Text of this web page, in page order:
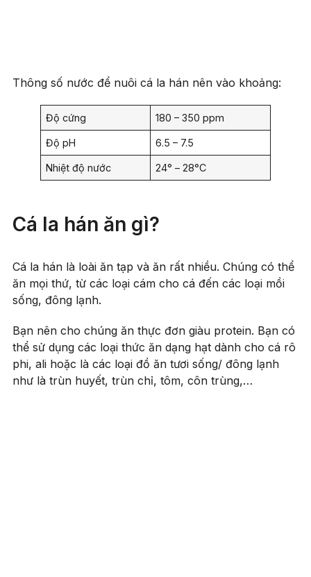
Thông số nước để nuôi cá la hán nên vào khoảng:
Độ cứng 180 – 350 ppm
Độ pH 6.5 – 7.5
Nhiệt độ nước 24° – 28°C
Cá la hán ăn gì?
Cá la hán là loài ăn tạp và ăn rất nhiều. Chúng có thể
ăn mọi thứ, từ các loại cám cho cá đến các loại mồi
sống, đông lạnh.
Bạn nên cho chúng ăn thực đơn giàu protein. Bạn có
thể sử dụng các loại thức ăn dạng hạt dành cho cá rô
phi, ali hoặc là các loại đồ ăn tươi sống/ đông lạnh
như là trùn huyết, trùn chỉ, tôm, côn trùng,…